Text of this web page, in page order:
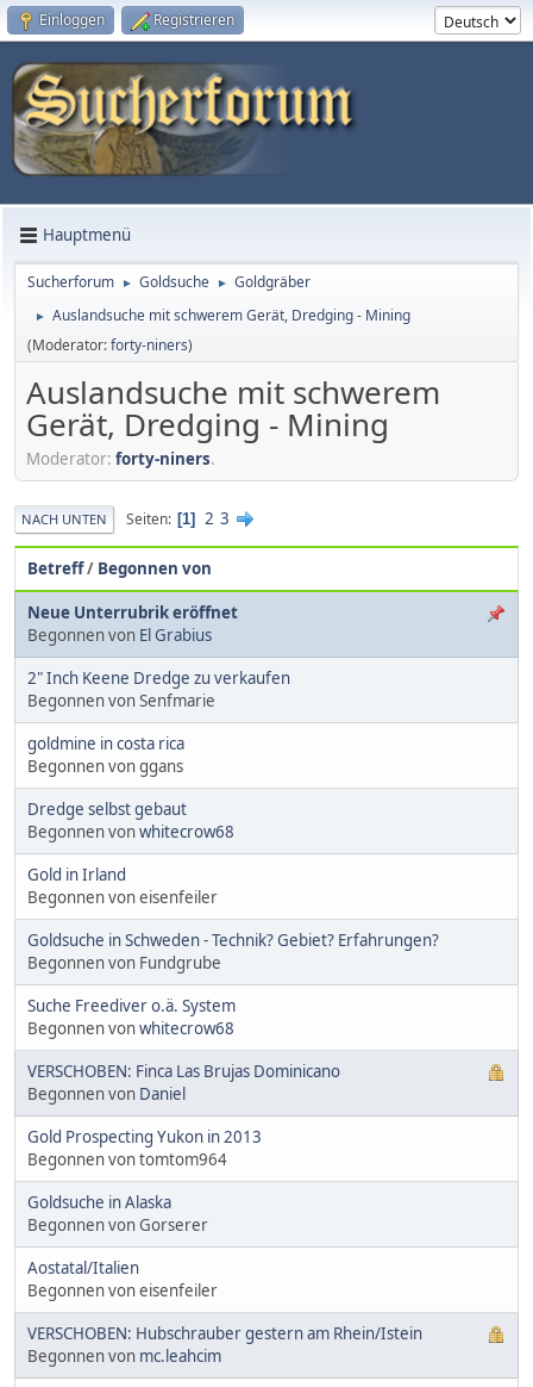
Einloggen Registrieren
Hauptmenü
Sucherforum ► Goldsuche ► Goldgräber
►
Auslandsuche mit schwerem Gerät, Dredging - Mining
(Moderator:forty-niners)
Auslandsuche mit schwerem
Gerät, Dredging - Mining
Moderator: forty-niners.
NACH UNTEN Seiten 1 2 3
Betreff/ Begonnen von
Neue Unterrubrik eröffnet
Begonnen von El Grabius
2" Inch Keene Dredge zu verkaufen
Begonnen von Senfmarie
goldmine in costa rica
Begonnen von ggans
Dredge selbst gebaut
Begonnen vonwhitecrow68
Gold in Irland
Begonnen von eisenfeiler
Goldsuche in Schweden - Technik? Gebiet? Erfahrungen?
Begonnen von Fundgrube
Suche Freediver o.ä. System
Begonnen vonwhitecrow68
VERSCHOBEN: Finca Las Brujas Dominicano
Begonnen von Daniel
Gold Prospecting Yukon in 2013
Begonnen von tomtom964
Goldsuche in Alaska
Begonnen von Gorserer
Aostatal/Italien
Begonnen von eisenfeiler
VERSCHOBEN: Hubschrauber gestern am Rhein/Istein
Begonnen von mc.leahcim